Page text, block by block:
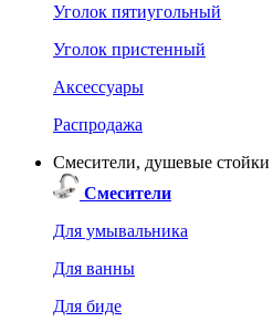
Уголок пятиугольный
Уголок пристенный
Аксессуары
Распродажа
Смесители, душевые стойки
Смесители
Для умывальника
Для ванны
Для биде